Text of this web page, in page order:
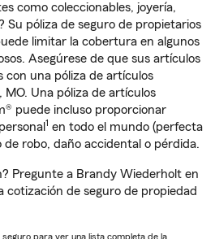
como coleccionables, joyería,
Su póliza de seguro de propietarios
limitar la cobertura en algunos
Asegúrese de que sus artículos
con una póliza de artículos
MO. Una póliza de artículos
puede incluso proporcionar
1 en todo el mundo (perfecta
de robo, daño accidental o pérdida.
Pregunte a Brandy Wiederholt en
cotización de seguro de propiedad
para ver una lista completa de la